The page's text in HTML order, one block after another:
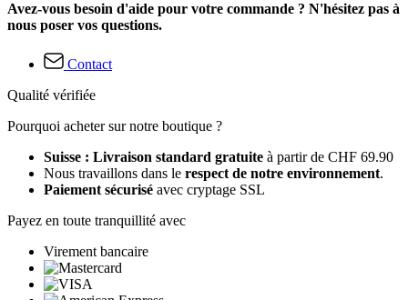
Avez-vous besoin d'aide pour votre commande ? N'hésitez pas à
nous poser vos questions.
Contact
Qualité vérifiée
Pourquoi acheter sur notre boutique ?
Suisse : Livraison standard gratuite à partir de CHF 69.90
Nous travaillons dans le respect de notre environnement.
Paiement sécurisé avec cryptage SSL
Payez en toute tranquillité avec
Virement bancaire